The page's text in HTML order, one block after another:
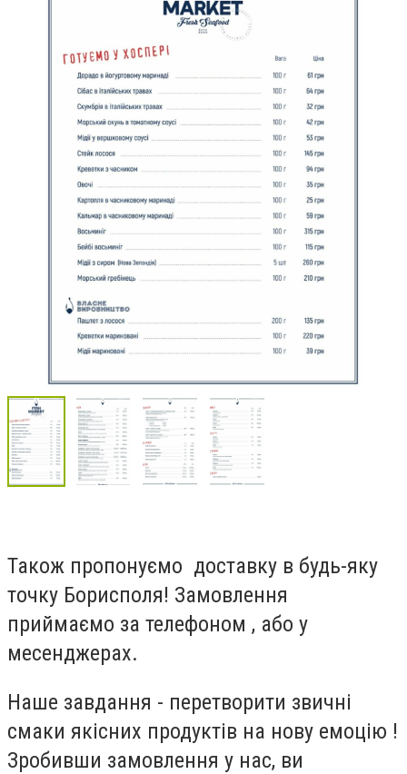
Також пропонуємо доставку в будь-яку
точку Борисполя! Замовлення
приймаємо за телефоном , або у
месенджерах.
Наше завдання - перетворити звичні
смаки якісних продуктів на нову емоцію !
Зробивши замовлення у нас, ви